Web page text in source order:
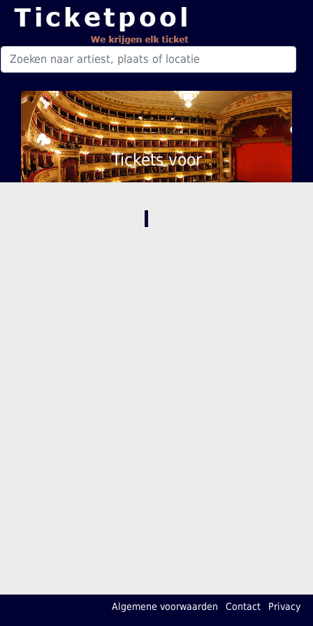
Tickets voor
,
Algemene voorwaarden Contact Privacy